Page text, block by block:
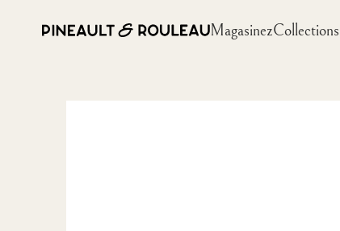
MagasinezCollections